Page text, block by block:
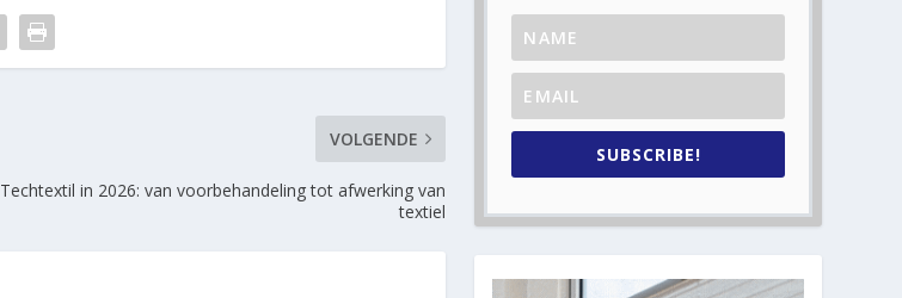
VOLGENDE
Techtextil in 2026: van voorbehandeling tot afwerking van
textiel
SUBSCRIBE!